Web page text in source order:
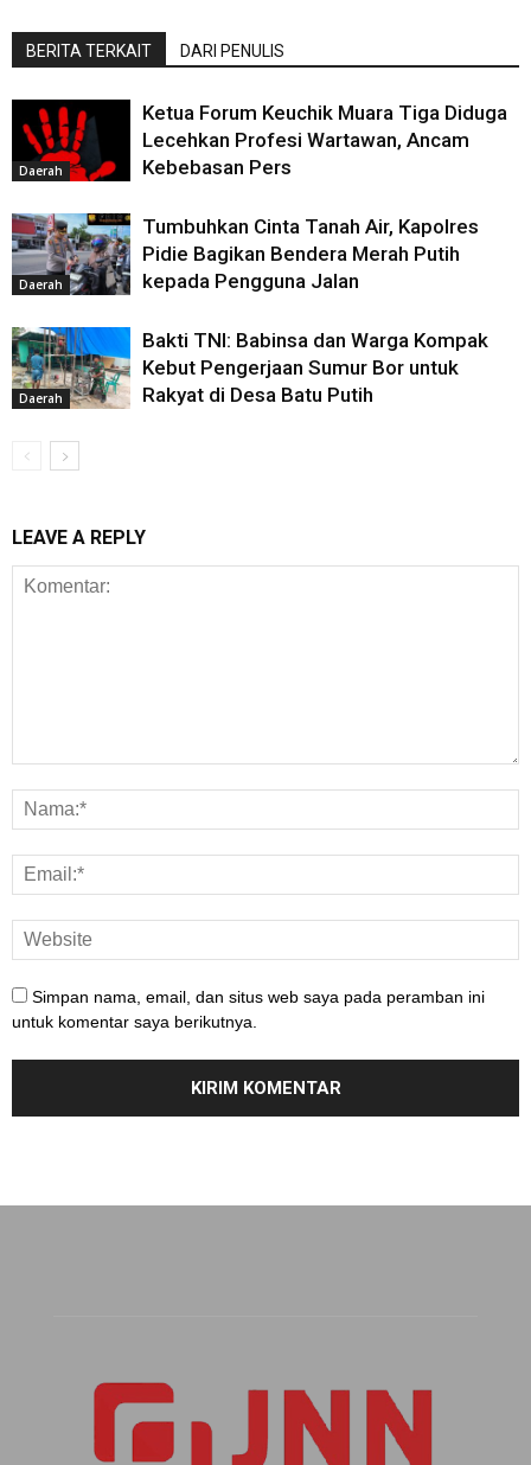
BERITA TERKAIT DARI PENULIS
Daerah
Ketua Forum Keuchik Muara Tiga Diduga
Lecehkan Profesi Wartawan, Ancam
Kebebasan Pers
Daerah
‎Tumbuhkan Cinta Tanah Air, Kapolres
Pidie Bagikan Bendera Merah Putih
kepada Pengguna Jalan
Daerah
Bakti TNI: Babinsa dan Warga Kompak
Kebut Pengerjaan Sumur Bor untuk
Rakyat di Desa Batu Putih
LEAVE A REPLY
Simpan nama, email, dan situs web saya pada peramban ini
untuk komentar saya berikutnya.